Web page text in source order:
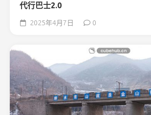
代行巴士2.0
2025年4月7日 0